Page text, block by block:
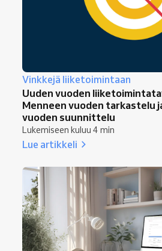
Vinkkejä liiketoimintaan
Uuden vuoden
Menneen vuoden tarkastelu
vuoden suunnittelu
Lukemiseen kuluu 4 min
Lue artikkeli